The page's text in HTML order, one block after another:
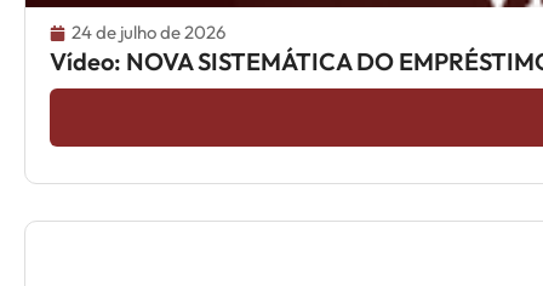
24 de julho de 2026
Vídeo: NOVA SISTEMÁTICA DO